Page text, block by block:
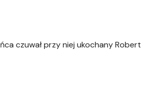
czuwał przy niej ukochany Robert